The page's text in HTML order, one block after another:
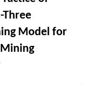
Three
Model for